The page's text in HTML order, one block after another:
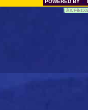
POWERED BY
[ 京ICP备1502